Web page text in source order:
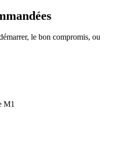
le bon compromis, ou
M1